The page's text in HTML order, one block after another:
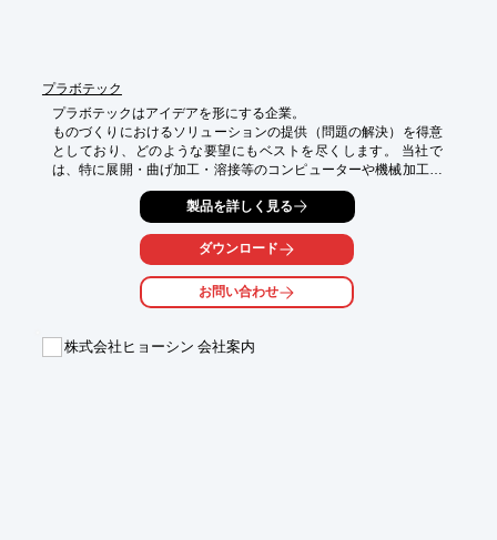
プラボテック
プラボテックはアイデアを形にする企業。
ものづくりにおけるソリューションの提供（問題の解決）を得意
としており、どのような要望にもベストを尽くします。 当社で
は、特に展開・曲げ加工・溶接等のコンピューターや機械加工で
はできない 手加工の技術を活かした複雑な形状のプラスティック
加工製品の製造を行っています。
製品を詳しく見る
ダウンロード
お問い合わせ
株式会社ヒョーシン 会社案内